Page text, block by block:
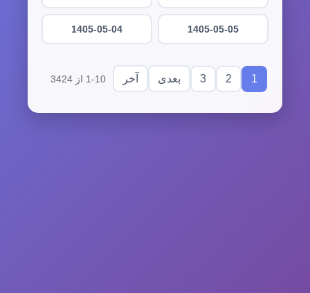
1405-05-05
1405-05-04
1
2
3 بعدی آخر 1-10 از 3424